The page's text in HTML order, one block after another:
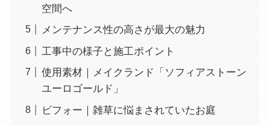
空間へ
メンテナンス性の高さが最大の魅力
工事中の様子と施工ポイント
使用素材｜メイクランド「ソフィアストーン
ユーロゴールド」
ビフォー｜雑草に悩まされていたお庭